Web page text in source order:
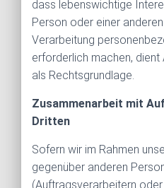
dass lebenswichtige
Person oder einer
Verarbeitung
erforderlich machen, dient
als Rechtsgrundlage.
Zusammenarbeit mit
Dritten
Sofern wir im Rahmen
gegenüber anderen
(Auftragsverarbeitern